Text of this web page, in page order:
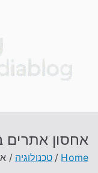
אחסון אתרים
Home טכנולוגיה